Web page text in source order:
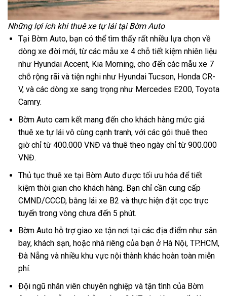
Những lợi ích khi thuê xe tự lái tại Bờm Auto
Tại Bờm Auto, bạn có thể tìm thấy rất nhiều lựa chọn về
dòng xe đời mới, từ các mẫu xe 4 chỗ tiết kiệm nhiên liệu
như Hyundai Accent, Kia Morning, cho đến các mẫu xe 7
chỗ rộng rãi và tiện nghi như Hyundai Tucson, Honda CR-
V, và các dòng xe sang trọng như Mercedes E200, Toyota
Camry.
Bờm Auto cam kết mang đến cho khách hàng mức giá
thuê xe tự lái vô cùng cạnh tranh, với các gói thuê theo
giờ chỉ từ 400.000 VNĐ và thuê theo ngày chỉ từ 900.000
VNĐ.
Thủ tục thuê xe tại Bờm Auto được tối ưu hóa để tiết
kiệm thời gian cho khách hàng. Bạn chỉ cần cung cấp
CMND/CCCD, bằng lái xe B2 và thực hiện đặt cọc trực
tuyến trong vòng chưa đến 5 phút.
Bờm Auto hỗ trợ giao xe tận nơi tại các địa điểm như sân
bay, khách sạn, hoặc nhà riêng của bạn ở Hà Nội, TP.HCM,
Đà Nẵng và nhiều khu vực nội thành khác hoàn toàn miễn
phí.
Đội ngũ nhân viên chuyên nghiệp và tận tình của Bờm